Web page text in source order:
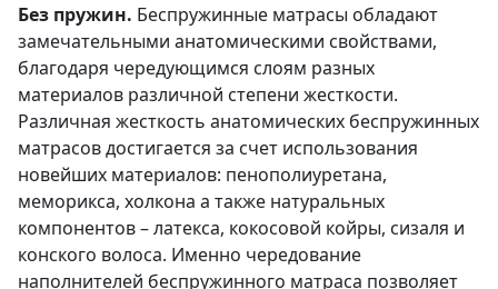
Без пружин. Беспружинные матрасы обладают
замечательными анатомическими свойствами,
благодаря чередующимся слоям разных
материалов различной степени жесткости.
Различная жесткость анатомических беспружинных
матрасов достигается за счет использования
новейших материалов: пенополиуретана,
меморикса, холкона а также натуральных
компонентов – латекса, кокосовой койры, сизаля и
конского волоса. Именно чередование
наполнителей беспружинного матраса позволяет